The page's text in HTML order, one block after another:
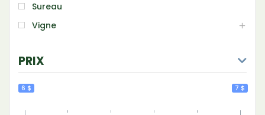
Sureau
Vigne
PRIX
6 $ 7 $